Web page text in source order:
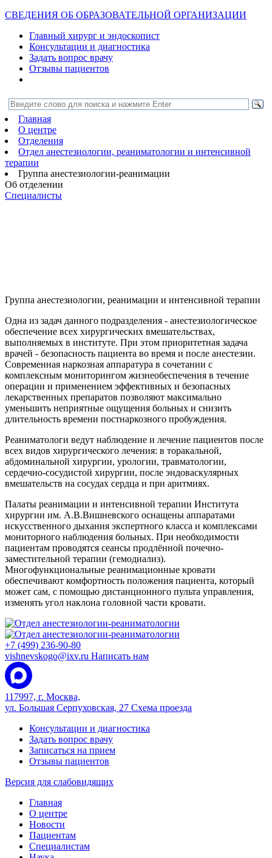
СВЕДЕНИЯ ОБ ОБРАЗОВАТЕЛЬНОЙ ОРГАНИЗАЦИИ
Главный хирург и эндоскопист
Консультации и диагностика
Задать вопрос врачу
Отзывы пациентов
Главная
О центре
Отделения
Отдел анестезиологии, реаниматологии и интенсивной
терапии
Группа анестезиологии-реанимации
Об отделении
Специалисты
Группа анестезиологии, реанимации и интенсивной терапии
Одна из задач данного подразделения - анестезиологическое
обеспечение всех хирургических вмешательствах,
выполняемых в институте. При этом приоритетная задача
врачей - безопасность пациента во время и после анестезии.
Современная наркозная аппаратура в сочетании с
комплексным мониторингом жизнеобеспечения в течение
операции и применением эффективных и безопасных
лекарственных препаратов позволяют максимально
уменьшить неприятные ощущения больных и снизить
длительность времени постнаркозного пробуждения.
Реаниматологи ведут наблюдение и лечение пациентов после
всех видов хирургического лечения: в торакальной,
абдоминальной хирургии, урологии, травматологии,
сердечно-сосудистой хирургии, после эндоваскулярных
вмешательств на сосудах сердца и при аритмиях.
Палаты реанимации и интенсивной терапии Института
хирургии им. А.В.Вишневского оснащены аппаратами
искусственного дыхания экспертного класса и комплексами
мониторного наблюдения больных. При необходимости
пациентам проводятся сеансы продлённой почечно-
заместительной терапии (гемодиализ).
Многофункциональные реанимационные кровати
обеспечивают комфортность положения пациента, который
может сам, с помощью дистанционного пульта управления,
изменять угол наклона головной части кровати.
+7 (499) 236-90-80
vishnevskogo@ixv.ru Написать нам
117997, г. Москва,
ул. Большая Серпуховская, 27 Схема проезда
Консультации и диагностика
Задать вопрос врачу
Записаться на прием
Отзывы пациентов
Версия для слабовидящих
Главная
О центре
Новости
Пациентам
Специалистам